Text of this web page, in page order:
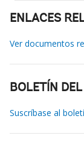
ENLACES
Ver documentos
BOLETÍN
Suscríbase al